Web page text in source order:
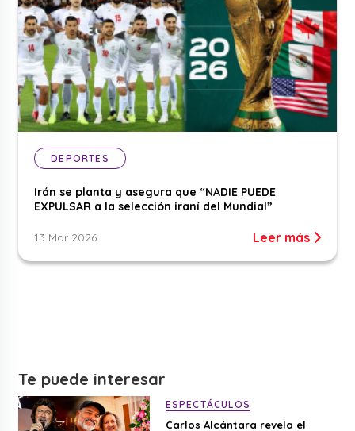
DEPORTES
Irán se planta y asegura que “NADIE PUEDE
EXPULSAR a la selección iraní del Mundial”
13 Mar 2026 Leer más
Te puede interesar
ESPECTÁCULOS
Carlos Alcántara revela el